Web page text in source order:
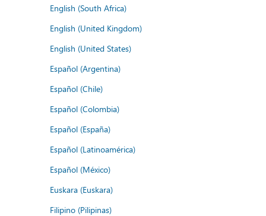
English (South Africa)
English (United Kingdom)
English (United States)
Español (Argentina)
Español (Chile)
Español (Colombia)
Español (España)
Español (Latinoamérica)
Español (México)
Euskara (Euskara)
Filipino (Pilipinas)